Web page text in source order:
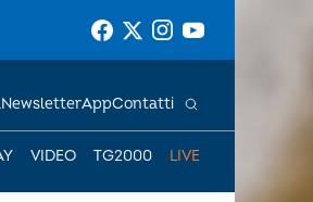
VIDEO TG2000 LIVE
NewsletterAppContatti